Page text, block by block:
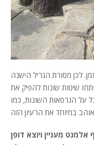
לכן מסורת הגריל הישנה
שיטות שונות להפיק את
על הגרסאות השונות, כמו
מעניין ויוצא דופן